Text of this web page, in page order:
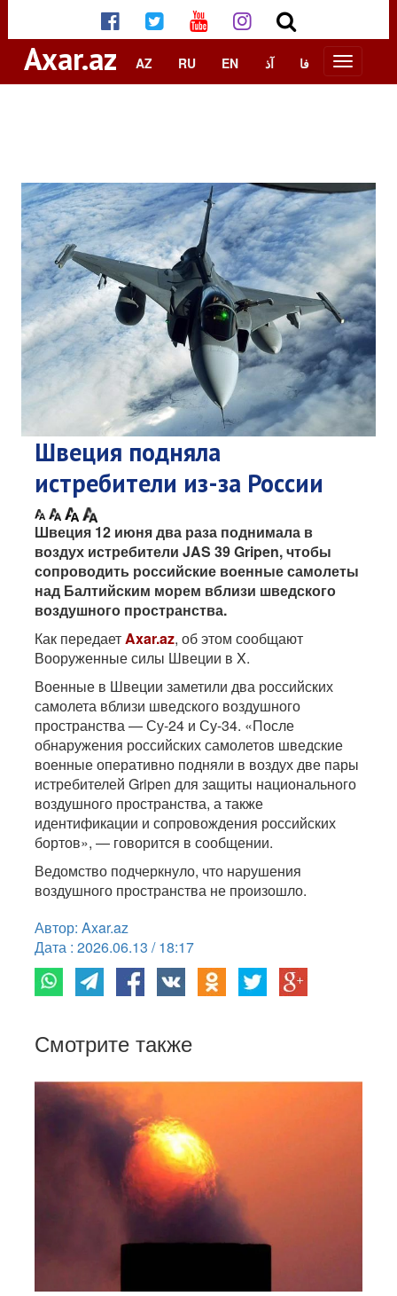
Axar.az AZ RU EN آذ فا
Швеция подняла
истребители из-за России
Швеция 12 июня два раза поднимала в
воздух истребители JAS 39 Gripen, чтобы
сопроводить российские военные самолеты
над Балтийским морем вблизи шведского
воздушного пространства.
Как передаетAxar.az, об этом сообщают
Вооруженные силы Швеции в X.
Военные в Швеции заметили два российских
самолета вблизи шведского воздушного
пространства — Су-24 и Су-34. «После
обнаружения российских самолетов шведские
военные оперативно подняли в воздух две пары
истребителей Gripen для защиты национального
воздушного пространства, а также
идентификации и сопровождения российских
бортов», — говорится в сообщении.
Ведомство подчеркнуло, что нарушения
воздушного пространства не произошло.
Автор: Axar.az
Дата : 2026.06.13 / 18:17
Смотрите также